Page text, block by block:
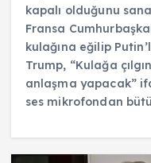
kapalı olduğunu
Fransa
kulağına eğilip
Trump, “Kulağa
anlaşma yapacak”
ses mikrofondan